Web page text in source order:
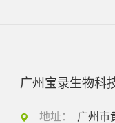
广州宝录生物科
地址：
广州市